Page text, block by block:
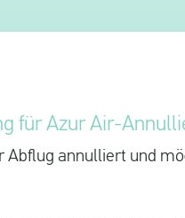
für Azur Air-
annulliert und